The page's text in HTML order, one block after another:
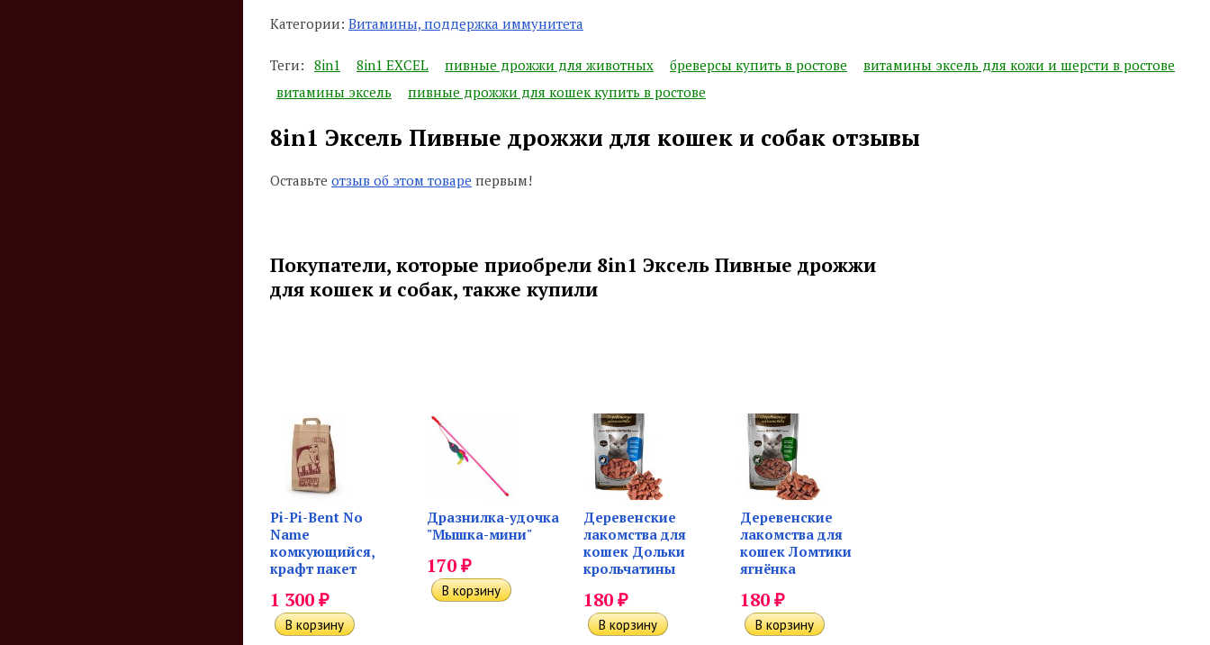
Категории: Витамины, поддержка иммунитета
Теги: 8in1 8in1 EXCEL пивные дрожжи для животных бреверсы купить в ростове
витамины эксель для кожи и шерсти в ростове
витамины эксель
пивные дрожжи для кошек купить в ростове
8in1 Эксель Пивные дрожжи для кошек и собак отзывы
Оставьте отзыв об этом товаре первым!
Покупатели, которые приобрели 8in1 Эксель Пивные дрожжи
для кошек и собак, также купили
Pi-Pi-Bent No
Name
комкующийся,
крафт пакет
1 300₽
Дразнилка-удочка
"Мышка-мини"
170₽
Деревенские
лакомства для
кошек Дольки
крольчатины
180₽
Деревенские
лакомства для
кошек Ломтики
ягнёнка
180₽